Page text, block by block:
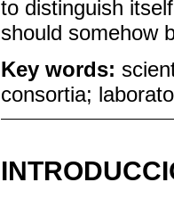
to distinguish
should somehow
Key words:
consortia;